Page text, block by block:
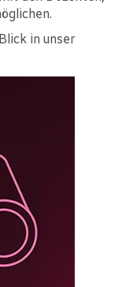
in unser